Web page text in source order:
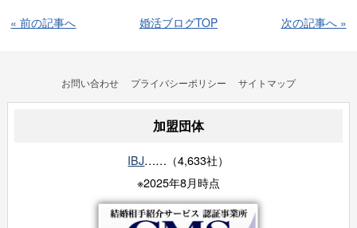
« 前の記事へ 婚活ブログTOP 次の記事へ »
お問い合わせ プライバシーポリシー サイトマップ
加盟団体
IBJ……（4,633社）
※2025年8月時点